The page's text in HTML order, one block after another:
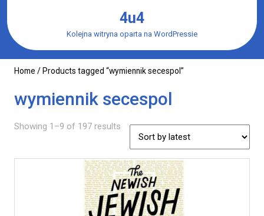
content
4u4
Kolejna witryna oparta na WordPressie
Home / Products tagged “wymiennik secespol”
wymiennik secespol
Showing 1–9 of 197 results